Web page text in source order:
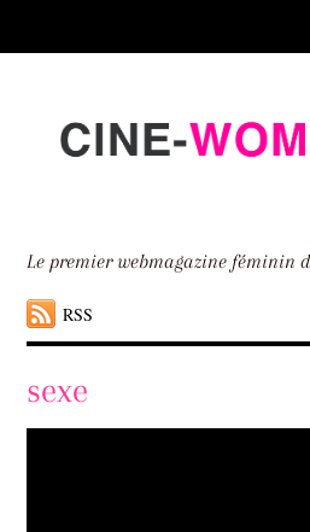
down
Le premier webmagazine féminin
RSS
sexe